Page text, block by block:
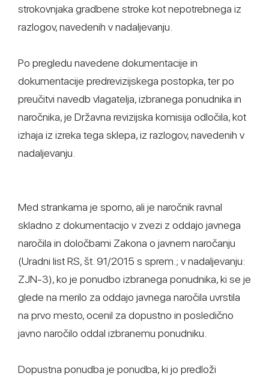
strokovnjaka gradbene stroke kot nepotrebnega iz
razlogov, navedenih v nadaljevanju.
Po pregledu navedene dokumentacije in
dokumentacije predrevizijskega postopka, ter po
preučitvi navedb vlagatelja, izbranega ponudnika in
naročnika, je Državna revizijska komisija odločila, kot
izhaja iz izreka tega sklepa, iz razlogov, navedenih v
nadaljevanju.
Med strankama je sporno, ali je naročnik ravnal
skladno z dokumentacijo v zvezi z oddajo javnega
naročila in določbami Zakona o javnem naročanju
(Uradni list RS, št. 91/2015 s sprem.; v nadaljevanju:
ZJN-3), ko je ponudbo izbranega ponudnika, ki se je
glede na merilo za oddajo javnega naročila uvrstila
na prvo mesto, ocenil za dopustno in posledično
javno naročilo oddal izbranemu ponudniku.
Dopustna ponudba je ponudba, ki jo predloži